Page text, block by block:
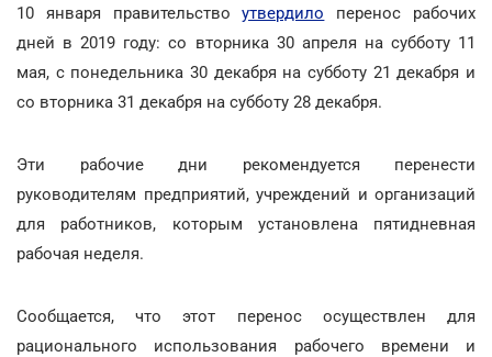
10 января правительствоутвердило перенос рабочих
дней в 2019 году: со вторника 30 апреля на субботу 11
мая, с понедельника 30 декабря на субботу 21 декабря и
со вторника 31 декабря на субботу 28 декабря.
Эти рабочие дни рекомендуется перенести
руководителям предприятий, учреждений и организаций
для работников, которым установлена пятидневная
рабочая неделя.
Сообщается, что этот перенос осуществлен для
рационального использования рабочего времени и